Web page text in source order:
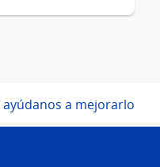
ayúdanos a mejorarlo